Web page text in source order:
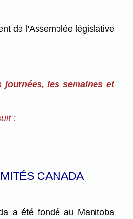
de l'Assemblée législative
journées, les semaines et
:
CANADA
a été fondé au Manitoba